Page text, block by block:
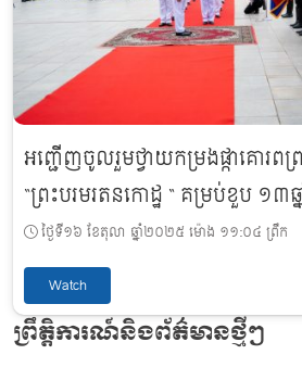
អញ្ជើញចូលរួមថ្វាយកម្រងផ្កាគោរពព្រ
“ព្រះបរមរតនកោដ្ឋ “ គម្រប់ខួប ១៣ឆ្
ថ្ងៃទី១៦ ខែតុលា ឆ្នាំ២០២៥ ម៉ោង ១១:០៤ ព្រឹក
Watch
ព្រឹត្តិការណ៍និងព័ត៌មានថ្មីៗ